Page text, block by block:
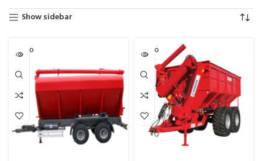
Show sidebar
SOLD O
UT
SOLD O
UT